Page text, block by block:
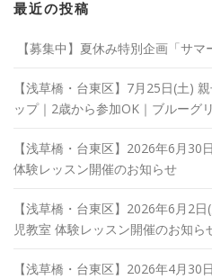
最近の投稿
【募集中】夏休み特別企画「サマ
【浅草橋・台東区】7月25日(土)
ップ｜2歳から参加OK｜ブルーグ
【浅草橋・台東区】2026年6月30
体験レッスン開催のお知らせ
【浅草橋・台東区】2026年6月2
児教室 体験レッスン開催のお知ら
【浅草橋・台東区】2026年4月30